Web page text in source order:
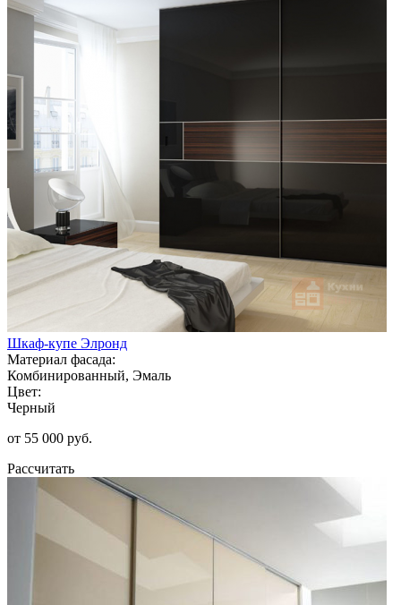
Шкаф-купе Элронд
Материал фасада:
Комбинированный, Эмаль
Цвет:
Черный
от 55 000 руб.
Рассчитать